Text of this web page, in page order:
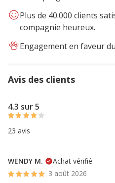
Plus de 40.000 clients
compagnie heureux.
Engagement en faveur
Avis des clients
4.3 sur 5
23 avis
70% des personnes lont
WENDY M.
Achat vérifié
3 août 2026